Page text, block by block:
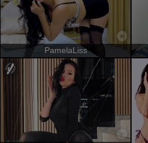
PamelaLiss